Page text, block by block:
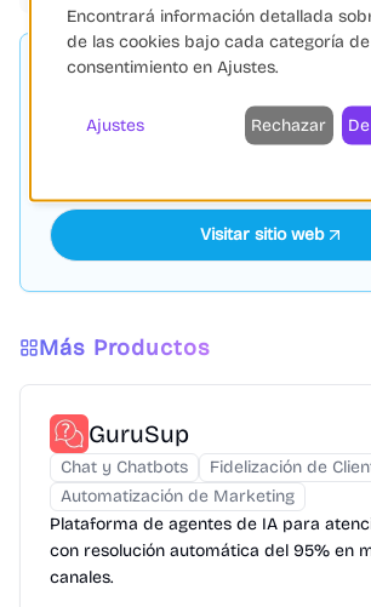
Shopify
Shopify: Plataforma líder de comercio
ofrece herramientas para crear,
Visitar sitio web
Más Productos
GuruSup
Chat y Chatbots
Fidelización de
Automatización de Marketing
Plataforma de agentes de IA para
con resolución automática del 95% en
canales.
Encontrará información detallada
de las cookies bajo cada categoría de
consentimiento en Ajustes.
Ajustes Rechazar